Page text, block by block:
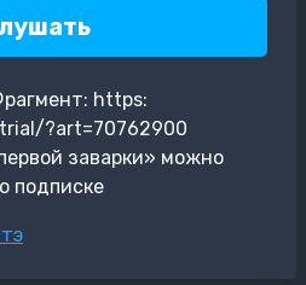
https:
?art=70762900
заварки» можно
подписке